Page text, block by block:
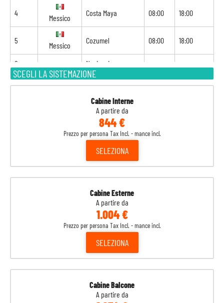
SCEGLI LA SISTEMAZIONE
Cabine Interne
A partire da
844 €
Prezzo per persona Tax Incl. - mance incl.
SELEZIONA
Cabine Esterne
A partire da
1.004 €
Prezzo per persona Tax Incl. - mance incl.
SELEZIONA
Cabine Balcone
A partire da
4
Messico
Costa Maya 08:00 18:00
5
Messico
Cozumel 08:00 18:00
6 Navigazione
7 Nassau 07:00 15:00
Port Canaveral